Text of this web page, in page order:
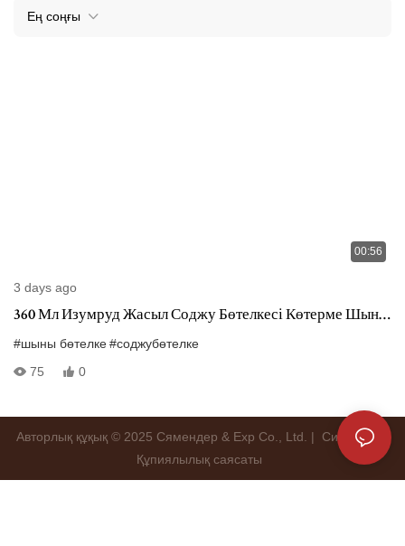
Ең соңғы
00:56
3 days ago
360 Мл Изумруд Жасыл Соджу Бөтелкесі Көтерме Шыны
Спирт Бөтелкесі
#шыны бөтелке#соджубөтелке
75
0
Авторлық құқық © 2025 Сямендер & Exp Co., Ltd. | Ситемеп
Құпиялылық саясаты